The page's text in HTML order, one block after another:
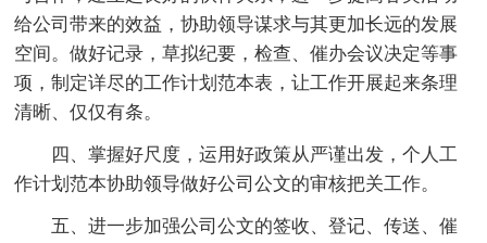
给公司带来的效益，协助领导谋求与其更加长远的发展
空间。做好记录，草拟纪要，检查、催办会议决定等事
项，制定详尽的工作计划范本表，让工作开展起来条理
清晰、仅仅有条。
四、掌握好尺度，运用好政策从严谨出发，个人工
作计划范本协助领导做好公司公文的审核把关工作。
五、进一步加强公司公文的签收、登记、传送、催